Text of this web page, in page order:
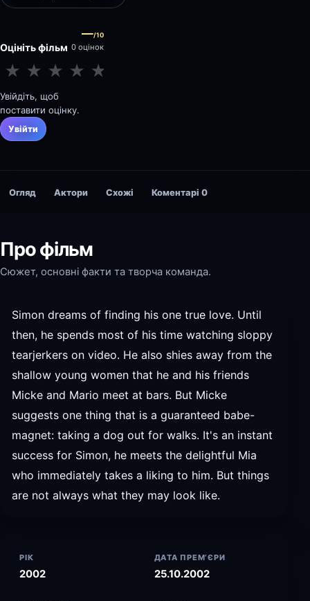
Оцініть фільм
—/10
0 оцінок
★ ★ ★ ★ ★
Увійдіть, щоб
поставити оцінку.
Увійти
Огляд Актори Схожі Коментарі 0
Про фільм
Сюжет, основні факти та творча команда.
Simon dreams of finding his one true love. Until
then, he spends most of his time watching sloppy
tearjerkers on video. He also shies away from the
shallow young women that he and his friends
Micke and Mario meet at bars. But Micke
suggests one thing that is a guaranteed babe-
magnet: taking a dog out for walks. It's an instant
success for Simon, he meets the delightful Mia
who immediately takes a liking to him. But things
are not always what they may look like.
РІК
2002
ДАТА ПРЕМ’ЄРИ
25.10.2002